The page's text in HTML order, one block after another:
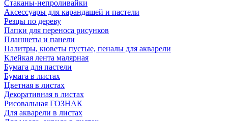
Стаканы-непроливайки
Аксессуары для карандашей и пастели
Резцы по дереву
Папки для переноса рисунков
Планшеты и панели
Палитры, кюветы пустые, пеналы для акварели
Клейкая лента малярная
Бумага для пастели
Бумага в листах
Цветная в листах
Декоративная в листах
Рисовальная ГОЗНАК
Для акварели в листах